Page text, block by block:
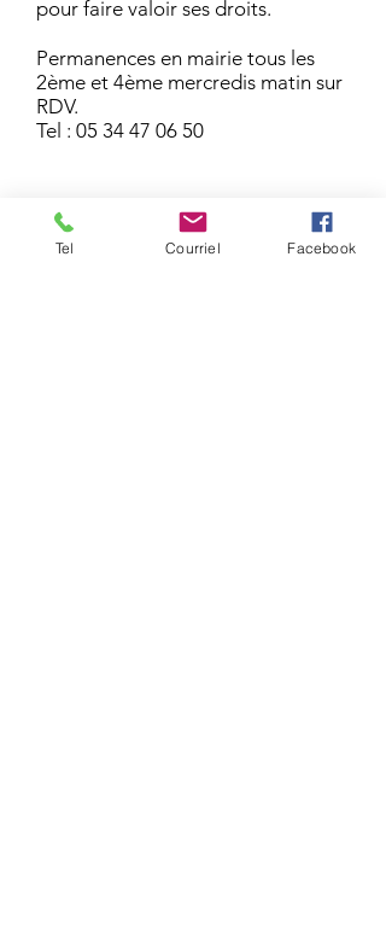
pour faire valoir ses droits.
Permanences en mairie tous les
2ème et 4ème mercredis matin sur
RDV.
Tel : 05 34 47 06 50
Tel Courriel Facebook